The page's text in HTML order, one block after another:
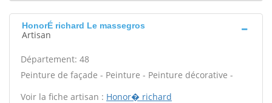
HonorÉ richard Le massegros
Artisan
Département: 48
Peinture de façade - Peinture - Peinture décorative -
Voir la fiche artisan : Honor� richard